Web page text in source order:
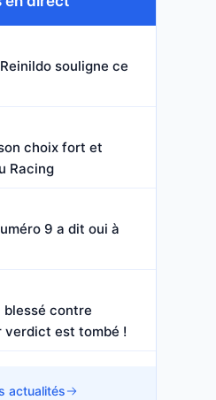
souligne ce
choix fort et
Racing
9 a dit oui à
blessé contre
verdict est tombé !
Sang et Or
actualités